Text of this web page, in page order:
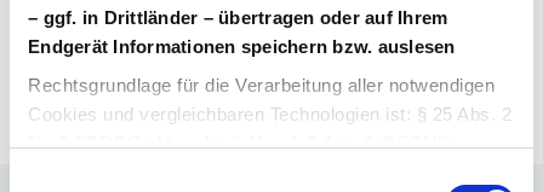
– ggf. in Drittländer – übertragen oder auf Ihrem
Endgerät Informationen speichern bzw. auslesen
Rechtsgrundlage für die Verarbeitung aller notwendigen
Cookies und vergleichbaren Technologien ist: § 25 Abs. 2
Nr. 2 TDDDG i.V.m. Art 6 Abs. 1 S.1 lit. f) DSGVO.
Login Arzneimittel Konto erstellen